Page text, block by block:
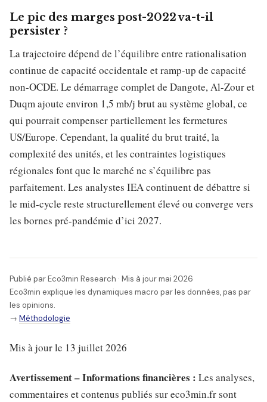
Le pic des marges post-2022 va-t-il
persister ?
La trajectoire dépend de l’équilibre entre rationalisation
continue de capacité occidentale et ramp-up de capacité
non-OCDE. Le démarrage complet de Dangote, Al-Zour et
Duqm ajoute environ 1,5 mb/j brut au système global, ce
qui pourrait compenser partiellement les fermetures
US/Europe. Cependant, la qualité du brut traité, la
complexité des unités, et les contraintes logistiques
régionales font que le marché ne s’équilibre pas
parfaitement. Les analystes IEA continuent de débattre si
le mid-cycle reste structurellement élevé ou converge vers
les bornes pré-pandémie d’ici 2027.
Publié par Eco3min Research · Mis à jour mai 2026
Eco3min explique les dynamiques macro par les données, pas par
les opinions.
→ Méthodologie
Mis à jour le 13 juillet 2026
Avertissement – Informations financières : Les analyses,
commentaires et contenus publiés sur eco3min.fr sont